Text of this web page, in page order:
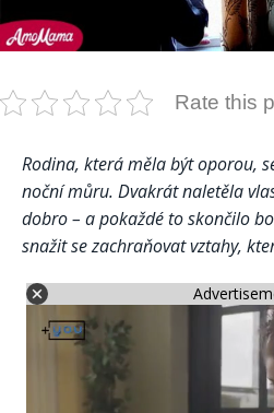
Rate this
Rodina, která měla být oporou,
noční můru. Dvakrát naletěla
dobro – a pokaždé to skončilo
snažit se zachraňovat vztahy,